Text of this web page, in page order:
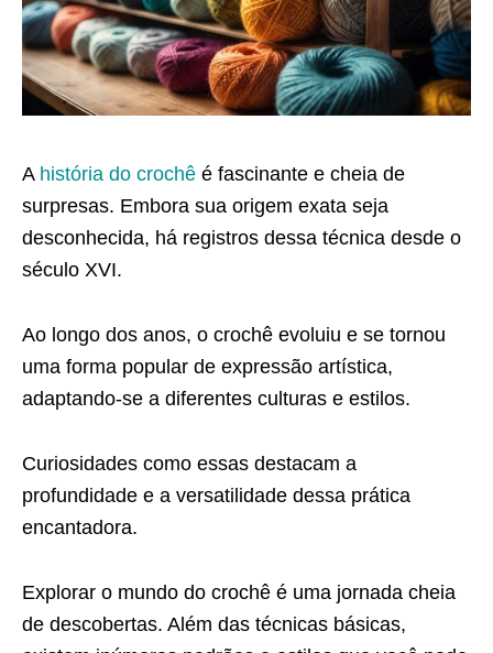
A história do crochê é fascinante e cheia de
surpresas. Embora sua origem exata seja
desconhecida, há registros dessa técnica desde o
século XVI.
Ao longo dos anos, o crochê evoluiu e se tornou
uma forma popular de expressão artística,
adaptando-se a diferentes culturas e estilos.
Curiosidades como essas destacam a
profundidade e a versatilidade dessa prática
encantadora.
Explorar o mundo do crochê é uma jornada cheia
de descobertas. Além das técnicas básicas,